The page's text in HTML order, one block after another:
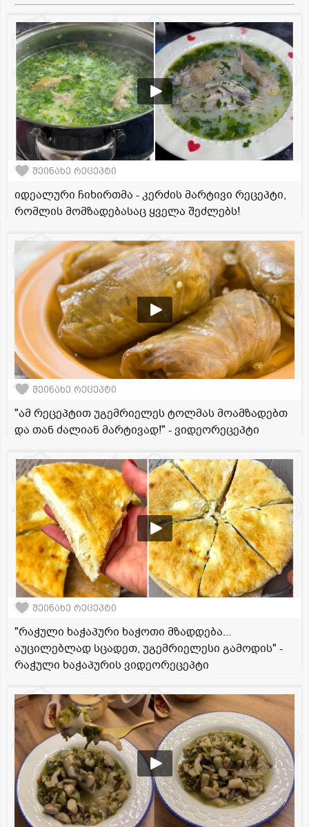
შეინახე რეცეპტი
იდეალური ჩიხირთმა - კერძის მარტივი რეცეპტი,
რომლის მომზადებასაც ყველა შეძლებს!
შეინახე რეცეპტი
"ამ რეცეპტით უგემრიელეს ტოლმას მოამზადებთ
და თან ძალიან მარტივად!" - ვიდეორეცეპტი
შეინახე რეცეპტი
"რაჭული ხაჭაპური ხაჭოთი მზადდება...
აუცილებლად სცადეთ, უგემრიელესი გამოდის" -
რაჭული ხაჭაპურის ვიდეორეცეპტი